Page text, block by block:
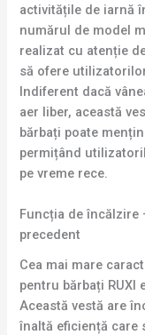
activitățile de iarnă
numărul de model
realizat cu atenție
să ofere
Indiferent dacă
aer liber, această
bărbați poate
permițând
pe vreme rece.
Funcția de încălzire
precedent
Cea mai mare
pentru bărbați
Această vestă are
înaltă eficiență care